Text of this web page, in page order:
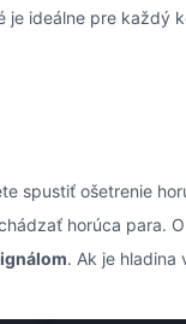
je ideálne pre každý
spustiť ošetrenie
horúca para.
. Ak je